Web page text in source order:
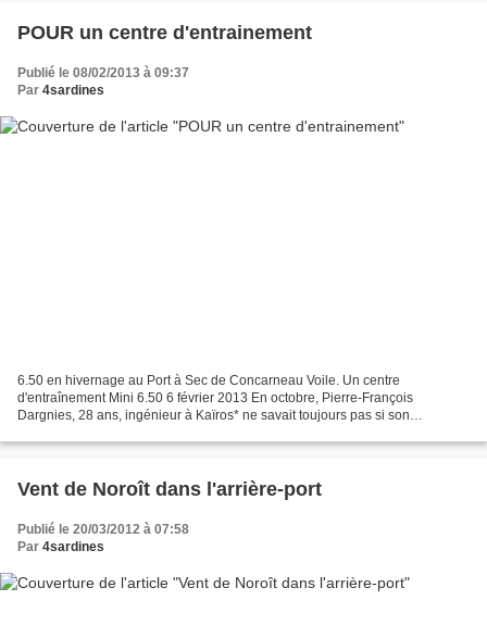
POUR un centre d'entrainement
Publié le 08/02/2013 à 09:37
Par 4sardines
6.50 en hivernage au Port à Sec de Concarneau Voile. Un centre
d'entraînement Mini 6.50 6 février 2013 En octobre, Pierre-François
Dargnies, 28 ans, ingénieur à Kaïros* ne savait toujours pas si son
Vent de Noroît dans l'arrière-port
Publié le 20/03/2012 à 07:58
Par 4sardines